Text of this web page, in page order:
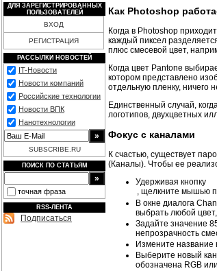
ДЛЯ ЗАРЕГИСТРИРОВАННЫХ
ПОЛЬЗОВАТЕЛЕЙ
ВХОД
РЕГИСТРАЦИЯ
РАССЫЛКИ НОВОСТЕЙ
IT-Новости
Новости компаний
Российские технологии
Новости ВПК
Нанотехнологии
SUBSCRIBE.RU
ПОИСК ПО СТАТЬЯМ
точная фраза
RSS-ЛЕНТА
Подписаться
Как Photoshop
Когда в Photoshop
каждый пиксел
плюс смесевой цвет,
Когда цвет Pantone
котором представлено
отдельную пленку, ничего
Единственный случай,
логотипов, двухцветных
Фокус с каналами
К счастью, существует
(Каналы). Чтобы ее
Удерживая кнопку
В окне диалога
выбрать любой
Задайте значение
непрозрачность
Измените название
Выберите новый
обозначена RGB